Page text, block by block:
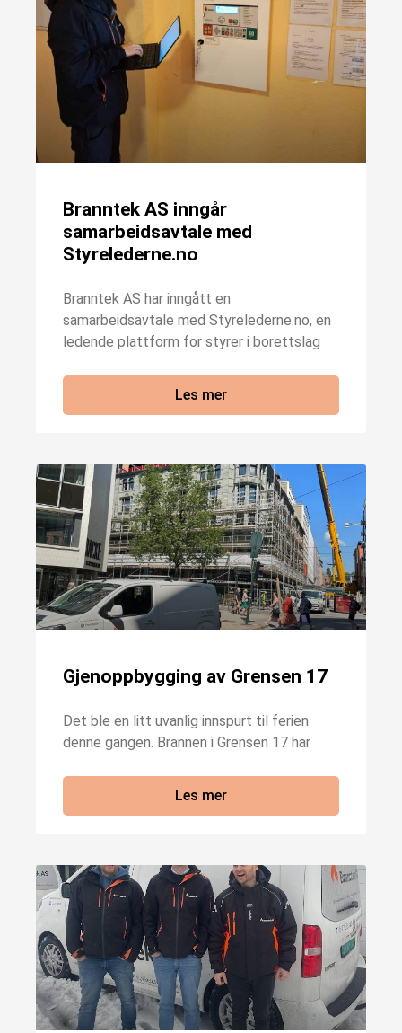
Branntek AS inngår
samarbeidsavtale med
Styrelederne.no
Branntek AS har inngått en
samarbeidsavtale med Styrelederne.no, en
ledende plattform for styrer i borettslag
Les mer
Gjenoppbygging av Grensen 17
Det ble en litt uvanlig innspurt til ferien
denne gangen. Brannen i Grensen 17 har
Les mer